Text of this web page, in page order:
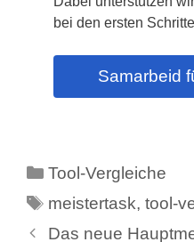
bei den ersten
Samarbeid
Kategorien
Tool-Vergleiche
Schlagwörter
meistertask,tool-
Das neue